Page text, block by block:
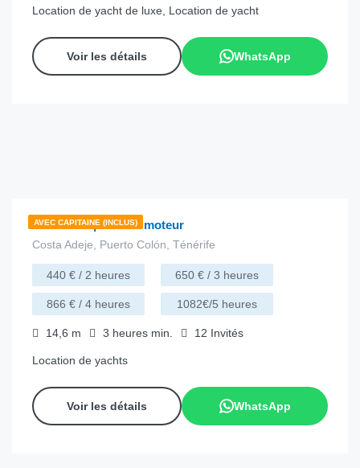
Location de yacht de luxe, Location de yacht
Voir les détails WhatsApp
AVEC CAPITAINE (INCLUS)
Fairline 42 | Yacht à moteur
Costa Adeje, Puerto Colón, Ténérife
440 € / 2 heures 650 € / 3 heures
866 € / 4 heures 1082€/5 heures
14,6 m 3 heures min. 12 Invités
Location de yachts
Voir les détails WhatsApp